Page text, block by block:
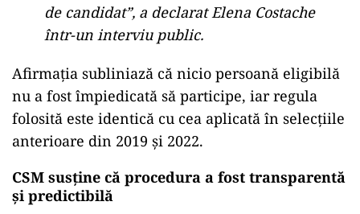
de candidat”, a declarat Elena Costache
într-un interviu public.
Afirmația subliniază că nicio persoană eligibilă
nu a fost împiedicată să participe, iar regula
folosită este identică cu cea aplicată în selecțiile
anterioare din 2019 și 2022.
CSM susține că procedura a fost transparentă
și predictibilă